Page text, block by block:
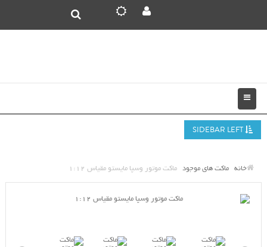
خانه ماکت های موجود ماکت موتور وسپا مایستو مقیاس 1:12